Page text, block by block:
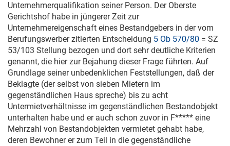
Unternehmerqualifikation seiner Person. Der Oberste
Gerichtshof habe in jüngerer Zeit zur
Unternehmereigenschaft eines Bestandgebers in der vom
Berufungswerber zitierten Entscheidung 5 Ob 570/80 = SZ
53/103 Stellung bezogen und dort sehr deutliche Kriterien
genannt, die hier zur Bejahung dieser Frage führten. Auf
Grundlage seiner unbedenklichen Feststellungen, daß der
Beklagte (der selbst von sieben Mietern im
gegenständlichen Haus spreche) bis zu acht
Untermietverhältnisse im gegenständlichen Bestandobjekt
unterhalten habe und er auch schon zuvor in F***** eine
Mehrzahl von Bestandobjekten vermietet gehabt habe,
deren Bewohner er zum Teil in die gegenständliche